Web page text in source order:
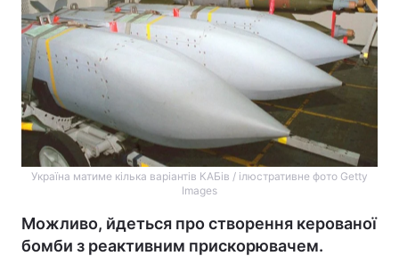
Україна матиме кілька варіантів КАБів / ілюстративне фото Getty
Images
Можливо, йдеться про створення керованої
бомби з реактивним прискорювачем.